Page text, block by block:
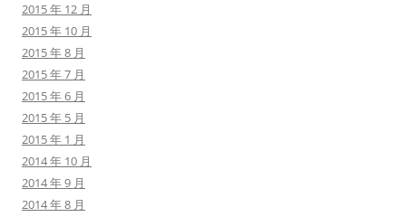
2015 年 12 月
2015 年 10 月
2015 年 8 月
2015 年 7 月
2015 年 6 月
2015 年 5 月
2015 年 1 月
2014 年 10 月
2014 年 9 月
2014 年 8 月